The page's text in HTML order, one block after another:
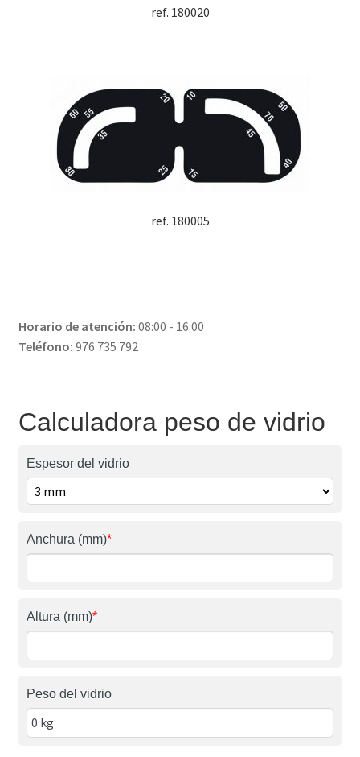
ref. 180020
ref. 180005
Horario de atención: 08:00 - 16:00
Teléfono: 976 735 792
Calculadora peso de vidrio
Espesor del vidrio
Anchura (mm)*
Altura (mm)*
Peso del vidrio